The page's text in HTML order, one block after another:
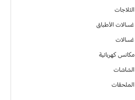
الثلاجات
غسالات الأطباق
غسالات
مكانس كهربائية
الشاشات
الملحقات